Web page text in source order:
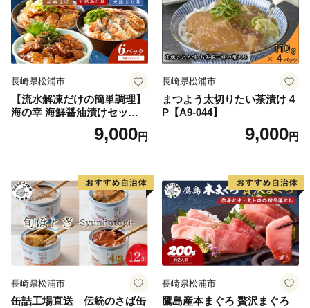
長崎県松浦市
【流水解凍だけの簡単調理】
海の幸 海鮮醤油漬けセット
各2パック( アジ サバ ブリ 天
然 あじ さば ぶり 海鮮丼 流
ック セット 国産 ギフト 長崎
県 松浦市 )【A9-055】
9,000円
長崎県松浦市
まつよう太切りたい茶漬け 4
P【A9-044】
9,000円
長崎県松浦市
缶詰工場直送 伝統のさば缶
長崎県松浦市
鷹島産本まぐろ 贅沢まぐろ